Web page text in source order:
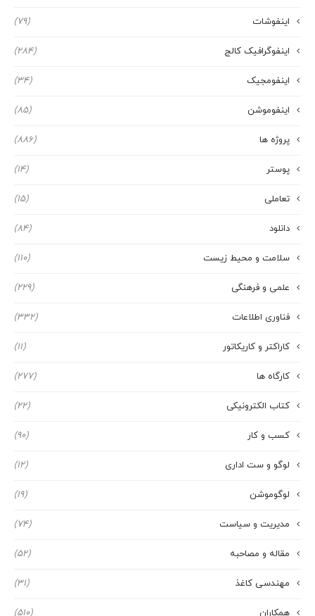
اینفوشات (79)
اینفوگرافیک کالج (284)
اینفومجیک (34)
اینفوموشن (85)
پروژه ها (886)
پوستر (14)
تعاملی (15)
دانلود (84)
سلامت و محیط زیست (110)
علمی و فرهنگی (229)
فناوری اطلاعات (332)
کاراکتر و کاریکاتور (11)
کارگاه ها (277)
کتاب الکترونیکی (22)
کسب و کار (90)
لوگو و ست اداری (12)
لوگوموشن (19)
مدیریت و سیاست (74)
مقاله و مصاحبه (52)
مهندسی کاغذ (31)
همکاران (510)